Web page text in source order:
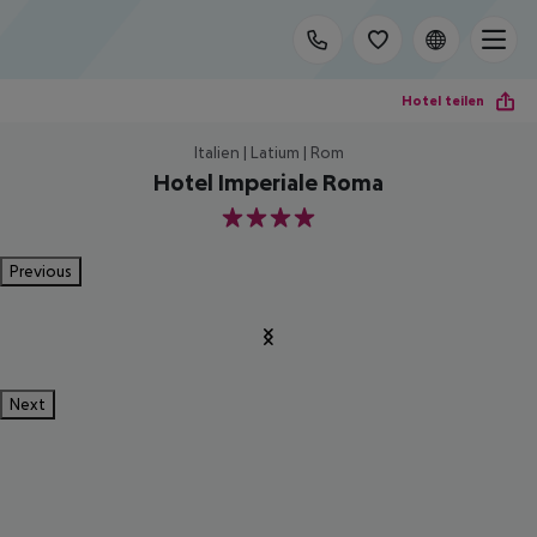
Hotel teilen
Italien | Latium | Rom
Hotel Imperiale Roma
4
Previous
Next